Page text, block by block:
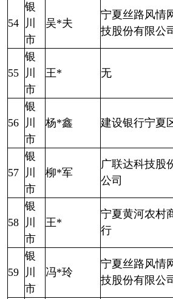
54
银
川
市
吴*夫
宁夏丝路风情
技股份有限公
55
银
川
市
王* 无
56
银
川
市
杨*鑫 建设银行宁夏
57
银
川
市
柳*军
广联达科技股
公司
58
银
川
市
王*
宁夏黄河农村
行
59
银
川
市
冯*玲
宁夏丝路风情
技股份有限公